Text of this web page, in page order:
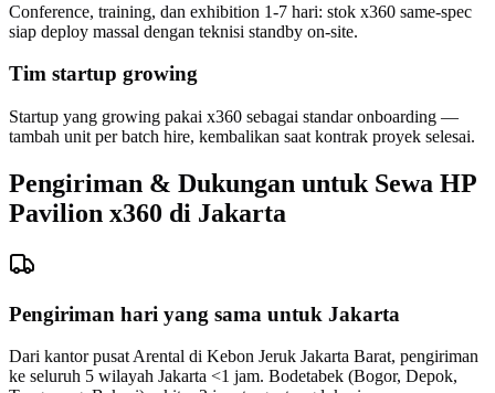
Conference, training, dan exhibition 1-7 hari: stok x360 same-spec
siap deploy massal dengan teknisi standby on-site.
Tim startup growing
Startup yang growing pakai x360 sebagai standar onboarding —
tambah unit per batch hire, kembalikan saat kontrak proyek selesai.
Pengiriman & Dukungan untuk Sewa HP
Pavilion x360 di Jakarta
Pengiriman hari yang sama untuk Jakarta
Dari kantor pusat Arental di Kebon Jeruk Jakarta Barat, pengiriman
ke seluruh 5 wilayah Jakarta <1 jam. Bodetabek (Bogor, Depok,